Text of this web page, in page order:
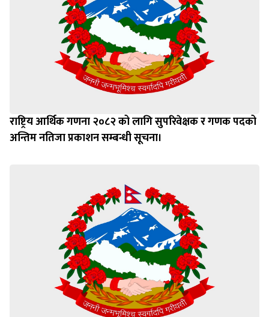
राष्ट्रिय आर्थिक गणना २०८२ को लागि सुपरिवेक्षक र गणक पदको
अन्तिम नतिजा प्रकाशन सम्बन्धी सूचना।